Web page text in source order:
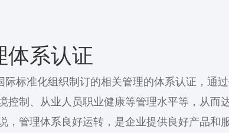
体系认证
际标准化组织制订的相关管理的体系认证，通
控制、从业人员职业健康等管理水平等，从而
，管理体系良好运转，是企业提供良好产品和